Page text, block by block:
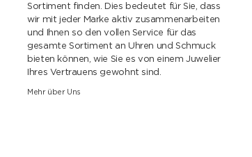
Sortiment finden. Dies bedeutet für Sie, dass
wir mit jeder Marke aktiv zusammenarbeiten
und Ihnen so den vollen Service für das
gesamte Sortiment an Uhren und Schmuck
bieten können, wie Sie es von einem Juwelier
Ihres Vertrauens gewohnt sind.
Mehr über Uns